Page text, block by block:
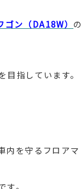
ン（DA18W）
指しています。
を守るフロアマ
。